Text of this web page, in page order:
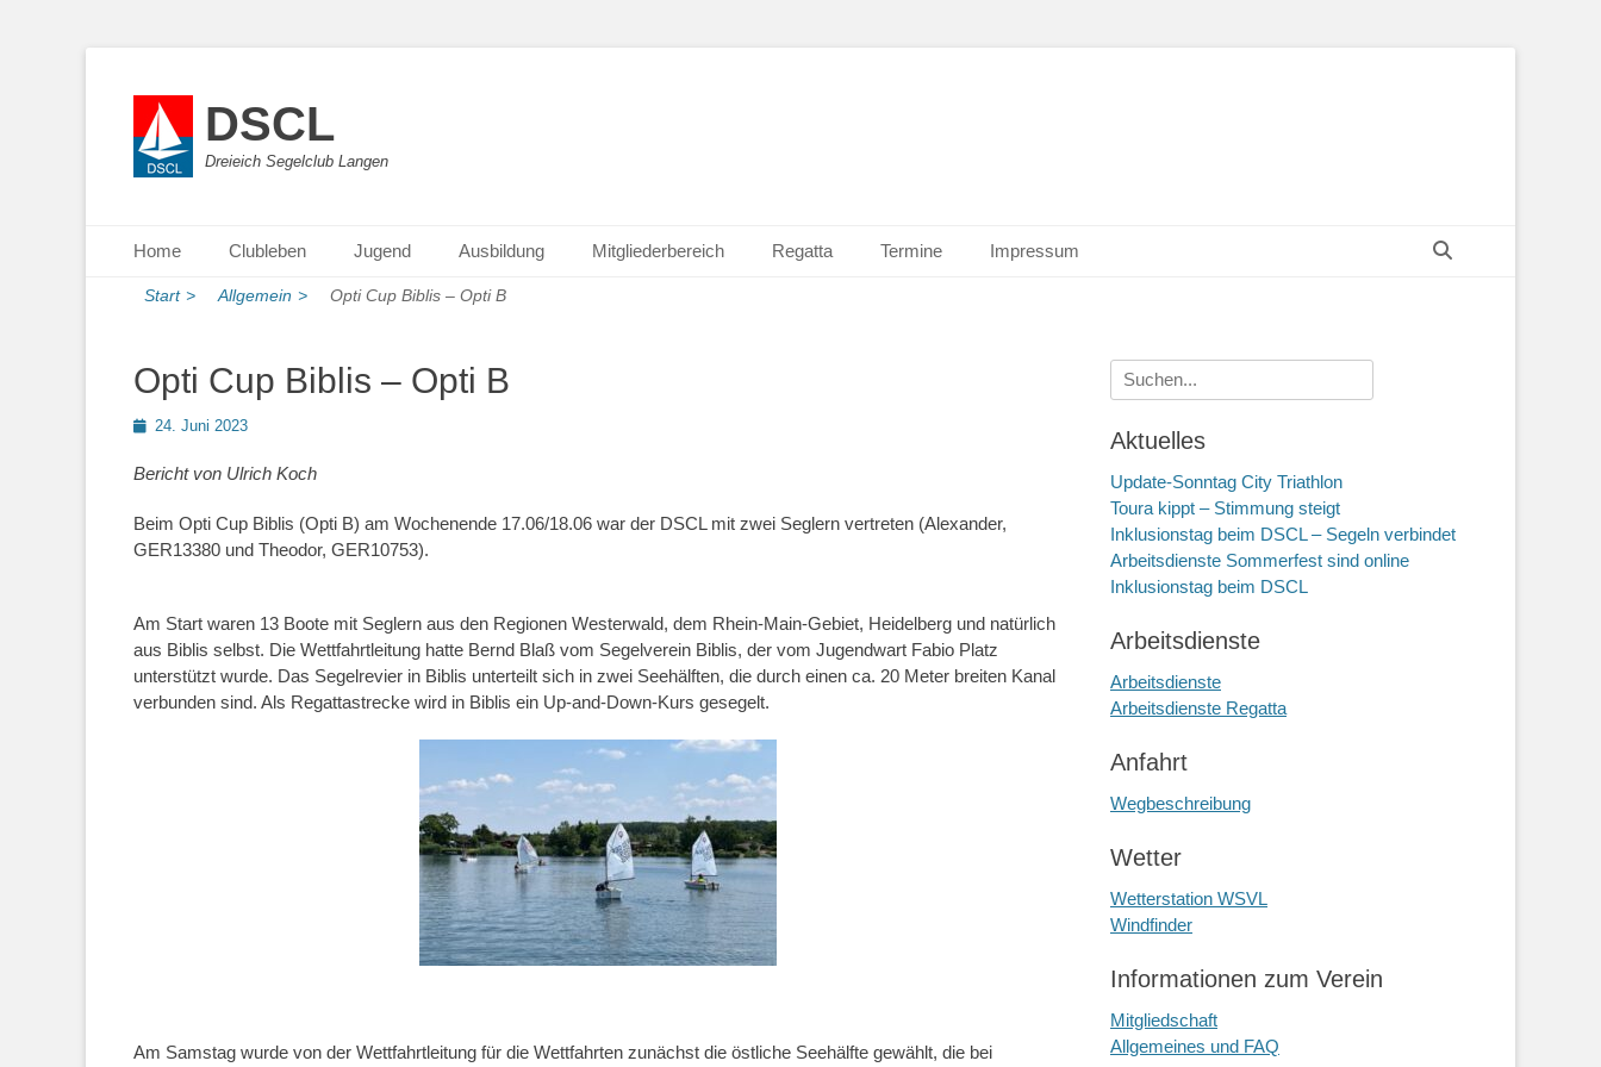
DSCL
Dreieich Segelclub Langen
Primäres Menü
Inhalt
springen
Home Clubleben Jugend Ausbildung Mitgliederbereich Regatta Termine Impressum
Start > Allgemein > Opti Cup Biblis – Opti B
Opti Cup Biblis – Opti B
Posted24. Juni 2023
Bericht von Ulrich Koch
Beim Opti Cup Biblis (Opti B) am Wochenende 17.06/18.06 war der DSCL mit zwei Seglern vertreten (Alexander,
GER13380 und Theodor, GER10753).
Am Start waren 13 Boote mit Seglern aus den Regionen Westerwald, dem Rhein-Main-Gebiet, Heidelberg und natürlich
aus Biblis selbst. Die Wettfahrtleitung hatte Bernd Blaß vom Segelverein Biblis, der vom Jugendwart Fabio Platz
unterstützt wurde. Das Segelrevier in Biblis unterteilt sich in zwei Seehälften, die durch einen ca. 20 Meter breiten Kanal
verbunden sind. Als Regattastrecke wird in Biblis ein Up-and-Down-Kurs gesegelt.
Am Samstag wurde von der Wettfahrtleitung für die Wettfahrten zunächst die östliche Seehälfte gewählt, die bei
Suchen
nach:
Aktuelles
Update-Sonntag City Triathlon
Toura kippt – Stimmung steigt
Inklusionstag beim DSCL – Segeln verbindet
Arbeitsdienste Sommerfest sind online
Inklusionstag beim DSCL
Arbeitsdienste
Arbeitsdienste
Arbeitsdienste Regatta
Anfahrt
Wegbeschreibung
Wetter
Wetterstation WSVL
Windfinder
Informationen zum Verein
Mitgliedschaft
Allgemeines und FAQ